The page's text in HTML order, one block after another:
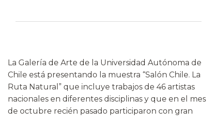
La Galería de Arte de la Universidad Autónoma de
Chile está presentando la muestra “Salón Chile. La
Ruta Natural” que incluye trabajos de 46 artistas
nacionales en diferentes disciplinas y que en el mes
de octubre recién pasado participaron con gran